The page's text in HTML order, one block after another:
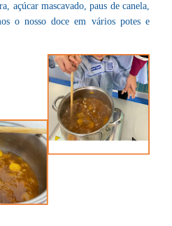
açúcar mascavado, paus de canela,
o nosso doce em vários potes e